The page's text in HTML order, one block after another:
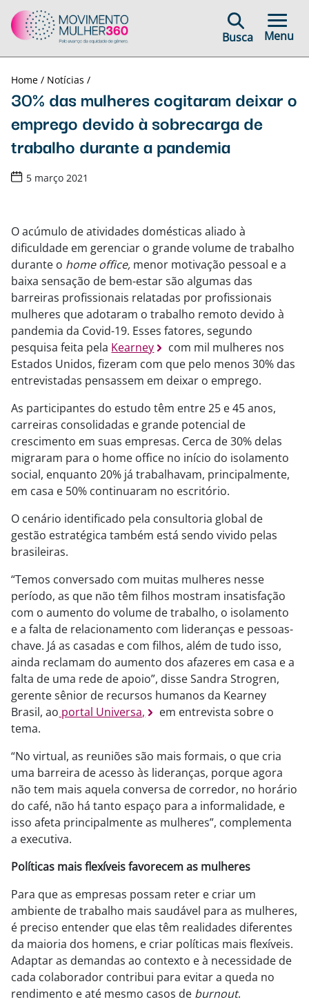
Busca Menu
Home / Notícias /
30% das mulheres cogitaram deixar o
emprego devido à sobrecarga de
trabalho durante a pandemia
5 março 2021
O acúmulo de atividades domésticas aliado à
dificuldade em gerenciar o grande volume de trabalho
durante o home office, menor motivação pessoal e a
baixa sensação de bem-estar são algumas das
barreiras profissionais relatadas por profissionais
mulheres que adotaram o trabalho remoto devido à
pandemia da Covid-19. Esses fatores, segundo
pesquisa feita pela Kearney
com mil mulheres nos
Estados Unidos, fizeram com que pelo menos 30% das
entrevistadas pensassem em deixar o emprego.
As participantes do estudo têm entre 25 e 45 anos,
carreiras consolidadas e grande potencial de
crescimento em suas empresas. Cerca de 30% delas
migraram para o home office no início do isolamento
social, enquanto 20% já trabalhavam, principalmente,
em casa e 50% continuaram no escritório.
O cenário identificado pela consultoria global de
gestão estratégica também está sendo vivido pelas
brasileiras.
“Temos conversado com muitas mulheres nesse
período, as que não têm filhos mostram insatisfação
com o aumento do volume de trabalho, o isolamento
e a falta de relacionamento com lideranças e pessoas-
chave. Já as casadas e com filhos, além de tudo isso,
ainda reclamam do aumento dos afazeres em casa e a
falta de uma rede de apoio”, disse Sandra Strogren,
gerente sênior de recursos humanos da Kearney
Brasil, ao portal Universa,
em entrevista sobre o
tema.
“No virtual, as reuniões são mais formais, o que cria
uma barreira de acesso às lideranças, porque agora
não tem mais aquela conversa de corredor, no horário
do café, não há tanto espaço para a informalidade, e
isso afeta principalmente as mulheres”, complementa
a executiva.
Políticas mais flexíveis favorecem as mulheres
Para que as empresas possam reter e criar um
ambiente de trabalho mais saudável para as mulheres,
é preciso entender que elas têm realidades diferentes
da maioria dos homens, e criar políticas mais flexíveis.
Adaptar as demandas ao contexto e à necessidade de
cada colaborador contribui para evitar a queda no
rendimento e até mesmo casos de burnout.